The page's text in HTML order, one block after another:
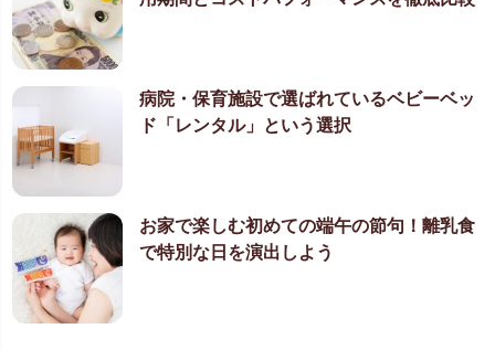
病院・保育施設で選ばれているベビーベッ
ド「レンタル」という選択
お家で楽しむ初めての端午の節句！離乳食
で特別な日を演出しよう